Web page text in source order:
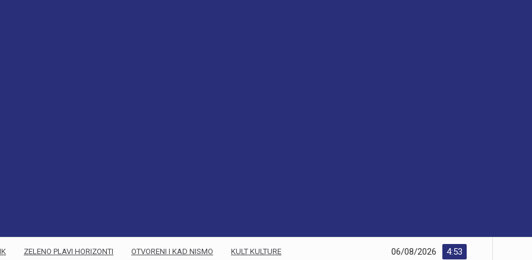
ZELENO PLAVI HORIZONTI OTVORENI I KAD NISMO KULT KULTURE 4:53
06/08/2026